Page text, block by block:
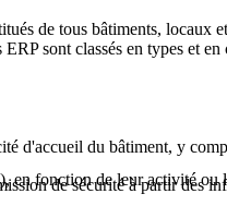
de tous bâtiments, locaux
sont classés en types et
d'accueil du bâtiment, y
de sécurité à partir des
en fonction de leur activité